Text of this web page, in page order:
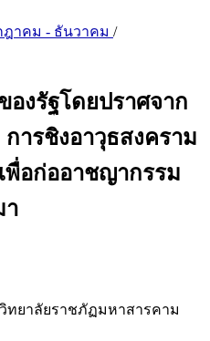
ฎาคม - ธันวาคม /
งรัฐโดยปราศจาก
ารชิงอาวุธสงคราม
พื่อก่ออาชญากรรม
า
ทยาลัยราชภัฏมหาสารคาม